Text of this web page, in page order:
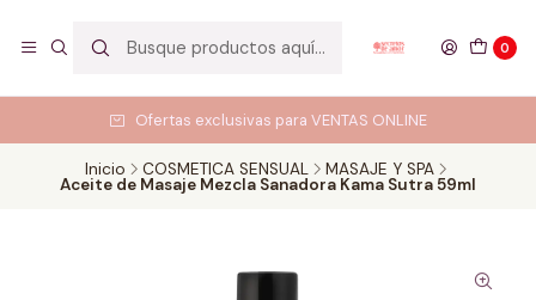
0
Ofertas exclusivas para VENTAS ONLINE
Inicio COSMETICA SENSUAL MASAJE Y SPA
Aceite de Masaje Mezcla Sanadora Kama Sutra 59ml